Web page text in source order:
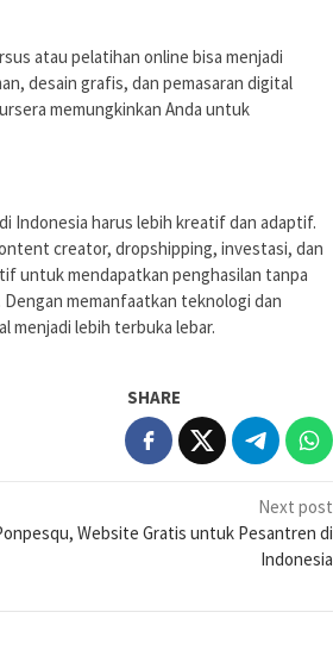
atau pelatihan online bisa menjadi
desain grafis, dan pemasaran digital
memungkinkan Anda untuk
Indonesia harus lebih kreatif dan adaptif.
creator, dropshipping, investasi, dan
untuk mendapatkan penghasilan tanpa
memanfaatkan teknologi dan
menjadi lebih terbuka lebar.
SHARE
Next post
Website Gratis untuk Pesantren di
Indonesia